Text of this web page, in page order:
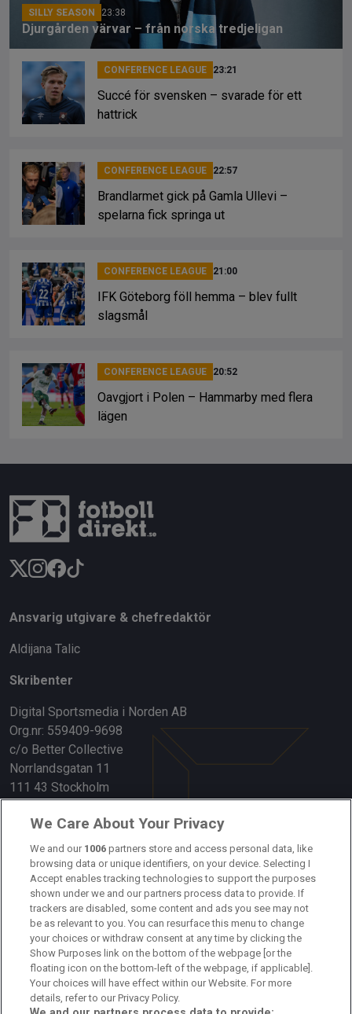
SILLY SEASON 23:38
Djurgården värvar – från norska tredjeligan
CONFERENCE LEAGUE 23:21
Succé för svensken – svarade för ett
hattrick
CONFERENCE LEAGUE 22:57
Brandlarmet gick på Gamla Ullevi –
spelarna fick springa ut
CONFERENCE LEAGUE 21:00
IFK Göteborg föll hemma – blev fullt
slagsmål
CONFERENCE LEAGUE 20:52
Oavgjort i Polen – Hammarby med flera
lägen
Ansvarig utgivare & chefredaktör
Aldijana Talic
Skribenter
Digital Sportsmedia i Norden AB
Org.nr: 559409-9698
c/o Better Collective
Norrlandsgatan 11
111 43 Stockholm
Länkar
Om oss
Kontakta oss
Kundtjänst
Sponsor: Rekatochklart
Annonsera på Fotbolldirekt
Redaktionell policy
We Care About Your Privacy
We and our 1006 partners store and access personal data, like
browsing data or unique identifiers, on your device. Selecting I
Accept enables tracking technologies to support the purposes
shown under we and our partners process data to provide. If
trackers are disabled, some content and ads you see may not
be as relevant to you. You can resurface this menu to change
your choices or withdraw consent at any time by clicking the
Show Purposes link on the bottom of the webpage [or the
floating icon on the bottom-left of the webpage, if applicable].
Your choices will have effect within our Website. For more
details, refer to our Privacy Policy.